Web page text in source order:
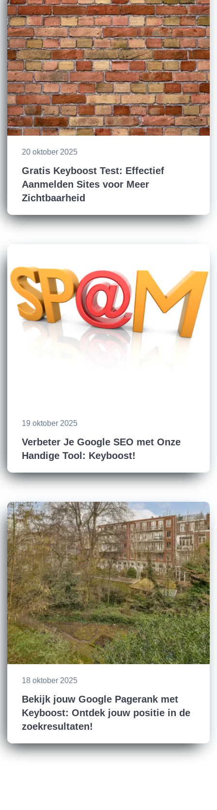
20 oktober 2025
Gratis Keyboost Test: Effectief
Aanmelden Sites voor Meer
Zichtbaarheid
19 oktober 2025
Verbeter Je Google SEO met Onze
Handige Tool: Keyboost!
18 oktober 2025
Bekijk jouw Google Pagerank met
Keyboost: Ontdek jouw positie in de
zoekresultaten!